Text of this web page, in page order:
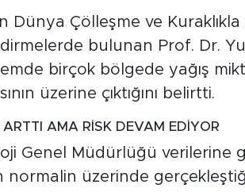
Dünya Çölleşme ve
bulunan Prof. Dr.
birçok bölgede yağış
üzerine çıktığını belirtti.
AMA RİSK DEVAM EDİYOR
Genel Müdürlüğü verilerine
normalin üzerinde